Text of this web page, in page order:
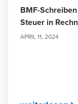
BMF-
Steuer in
APRIL 11, 2024